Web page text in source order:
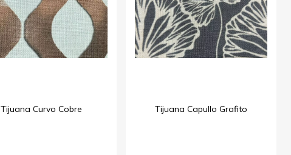
Tijuana Curvo Cobre Tijuana Capullo Grafito